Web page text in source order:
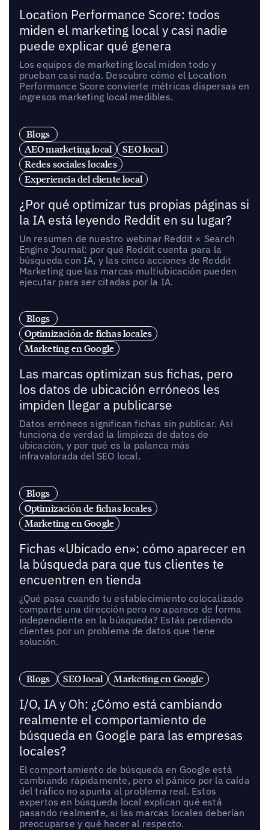
Location Performance Score: todos
miden el marketing local y casi nadie
puede explicar qué genera
Los equipos de marketing local miden todo y
prueban casi nada. Descubre cómo el Location
Performance Score convierte métricas dispersas en
ingresos marketing local medibles.
Blogs
AEO marketing local
SEO local
Redes sociales locales
Experiencia del cliente local
¿Por qué optimizar tus propias páginas si
la IA está leyendo Reddit en su lugar?
Un resumen de nuestro webinar Reddit × Search
Engine Journal: por qué Reddit cuenta para la
búsqueda con IA, y las cinco acciones de Reddit
Marketing que las marcas multiubicación pueden
ejecutar para ser citadas por la IA.
Blogs
Optimización de fichas locales
Marketing en Google
Las marcas optimizan sus fichas, pero
los datos de ubicación erróneos les
impiden llegar a publicarse
Datos erróneos significan fichas sin publicar. Así
funciona de verdad la limpieza de datos de
ubicación, y por qué es la palanca más
infravalorada del SEO local.
Blogs
Optimización de fichas locales
Marketing en Google
Fichas «Ubicado en»: cómo aparecer en
la búsqueda para que tus clientes te
encuentren en tienda
¿Qué pasa cuando tu establecimiento colocalizado
comparte una dirección pero no aparece de forma
independiente en la búsqueda? Estás perdiendo
clientes por un problema de datos que tiene
solución.
Blogs SEO local Marketing en Google
I/O, IA y Oh: ¿Cómo está cambiando
realmente el comportamiento de
búsqueda en Google para las empresas
locales?
El comportamiento de búsqueda en Google está
cambiando rápidamente, pero el pánico por la caída
del tráfico no apunta al problema real. Estos
expertos en búsqueda local explican qué está
pasando realmente, si las marcas locales deberían
preocuparse y qué hacer al respecto.